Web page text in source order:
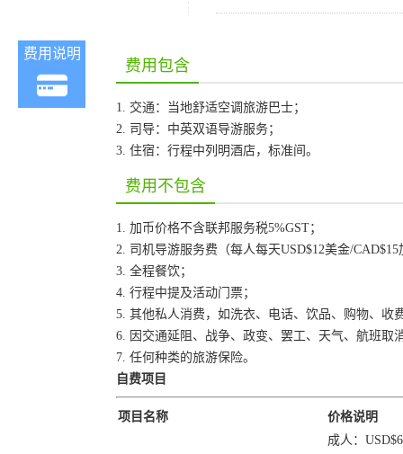
费用说明
费用包含
1. 交通：当地舒适空调旅游巴士；
2. 司导：中英双语导游服务；
3. 住宿：行程中列明酒店，标准间。
费用不包含
1. 加币价格不含联邦服务税5%GST；
2. 司机导游服务费（每人每天USD$12美金/CAD$15
3. 全程餐饮；
4. 行程中提及活动门票；
5. 其他私人消费，如洗衣、电话、饮品、购物、收
6. 因交通延阻、战争、政变、罢工、天气、航班取
7. 任何种类的旅游保险。
自费项目
项目名称 价格说明
成人：